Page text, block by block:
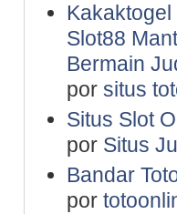
Slot88
Bermain
por situs
Situs Slot
por Situs
Bandar
por